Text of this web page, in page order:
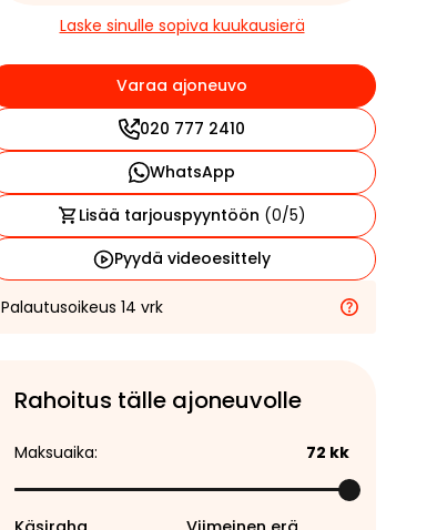
Laske sinulle sopiva kuukausierä
Varaa ajoneuvo
020 777 2410
WhatsApp
Lisää tarjouspyyntöön (0/5)
Pyydä videoesittely
Palautusoikeus 14 vrk
Rahoitus tälle ajoneuvolle
Maksuaika: 72 kk